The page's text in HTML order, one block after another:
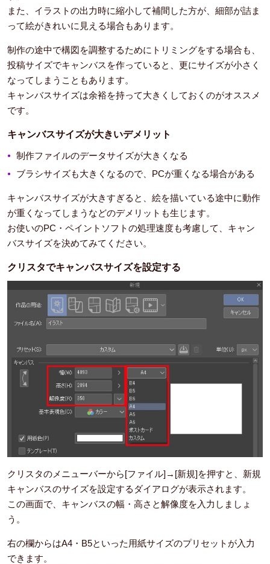
また、イラストの出力時に縮小して補間した方が、細部が詰ま
って絵がきれいに見える場合もあります。
制作の途中で構図を調整するためにトリミングをする場合も、
投稿サイズでキャンバスを作っていると、更にサイズが小さく
なってしまうこともあります。
キャンバスサイズは余裕を持って大きくしておくのがオススメ
です。
キャンバスサイズが大きいデメリット
制作ファイルのデータサイズが大きくなる
ブラシサイズも大きくなるので、PCが重くなる場合がある
キャンバスサイズが大きすぎると、絵を描いている途中に動作
が重くなってしまうなどのデメリットも生じます。
お使いのPC・ペイントソフトの処理速度も考慮して、キャン
バスサイズを決めてみてください。
クリスタでキャンバスサイズを設定する
クリスタのメニューバーから[ファイル]→[新規]を押すと、新規
キャンバスのサイズを設定するダイアログが表示されます。
この画面で、キャンバスの幅・高さと解像度を入力しましょ
う。
右の欄からはA4・B5といった用紙サイズのプリセットが入力
できます。